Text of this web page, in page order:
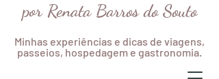
por Renata Barros do Souto
Minhas experiências e dicas de viagens,
passeios, hospedagem e gastronomia.